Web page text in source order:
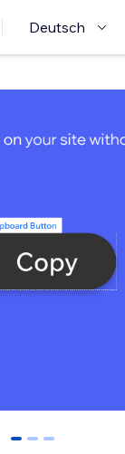
Deutsch
0 1 2